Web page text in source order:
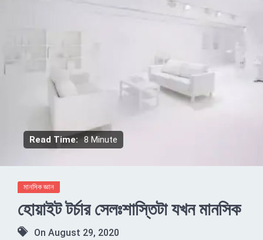
Read Time: 8 Minute
মানসিক জ্ঞান
হোয়াইট টর্চার সেলঃশাস্তিটা যখন মানসিক
On August 29, 2020